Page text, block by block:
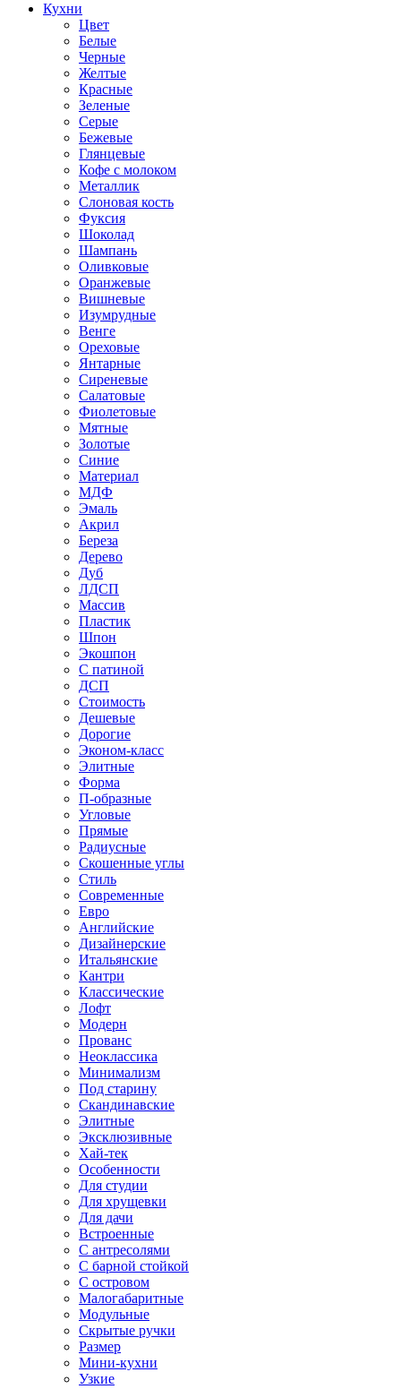
Кухни
Цвет
Белые
Черные
Желтые
Красные
Зеленые
Серые
Бежевые
Глянцевые
Кофе с молоком
Металлик
Слоновая кость
Фуксия
Шоколад
Шампань
Оливковые
Оранжевые
Вишневые
Изумрудные
Венге
Ореховые
Янтарные
Сиреневые
Салатовые
Фиолетовые
Мятные
Золотые
Синие
Материал
МДФ
Эмаль
Акрил
Береза
Дерево
Дуб
ЛДСП
Массив
Пластик
Шпон
Экошпон
С патиной
ДСП
Стоимость
Дешевые
Дорогие
Эконом-класс
Элитные
Форма
П-образные
Угловые
Прямые
Радиусные
Скошенные углы
Стиль
Современные
Евро
Английские
Дизайнерские
Итальянские
Кантри
Классические
Лофт
Модерн
Прованс
Неоклассика
Минимализм
Под старину
Скандинавские
Элитные
Эксклюзивные
Хай-тек
Особенности
Для студии
Для хрущевки
Для дачи
Встроенные
С антресолями
С барной стойкой
С островом
Малогабаритные
Модульные
Скрытые ручки
Размер
Мини-кухни
Узкие